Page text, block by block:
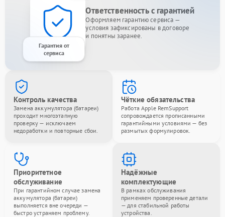
Гарантия от
сервиса
Ответственность с гарантией
Оформляем гарантию сервиса —
условия зафиксированы в договоре
и понятны заранее.
Контроль качества
Замена аккумулятора (батареи)
проходит многоэтапную
проверку — исключаем
недоработки и повторные сбои.
Чёткие обязательства
Работа Apple RemSupport
сопровождается прописанными
гарантийными условиями — без
размытых формулировок.
Приоритетное
обслуживание
При гарантийном случае замена
аккумулятора (батареи)
выполняется вне очереди —
быстро устраняем проблему.
Надёжные
комплектующие
В рамках обслуживания
применяем проверенные детали
— для стабильной работы
устройства.